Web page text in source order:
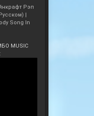
Рэп
|
Song In
MUSIC